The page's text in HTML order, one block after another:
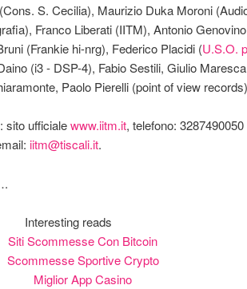
S. Cecilia), Maurizio Duka Moroni
Franco Liberati (IITM), Antonio Genovino
(Frankie hi-nrg), Federico Placidi (U.S.O.
(i3 - DSP-4), Fabio Sestili, Giulio
Paolo Pierelli (point of view
sito ufficialewww.iitm.it, telefono:
iitm@tiscali.it.
Interesting reads
Siti Scommesse Con Bitcoin
Scommesse Sportive Crypto
Miglior App Casino